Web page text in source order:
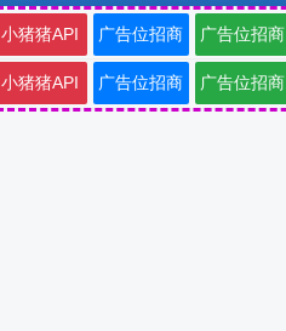
小猪猪API 广告位招商 广告位招商
小猪猪API 广告位招商 广告位招商